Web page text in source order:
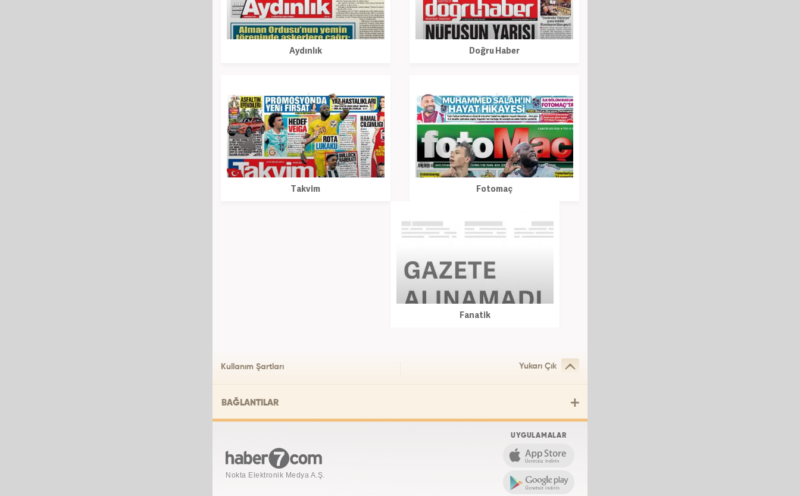
Aydınlık Doğru Haber
Takvim Fotomaç
Fanatik
Kullanım Şartları Yukarı Çık
BAĞLANTILAR
Nokta Elektronik Medya A.Ş.
UYGULAMALAR